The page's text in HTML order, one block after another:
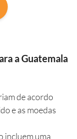
a Guatemala
de acordo
e as moedas
incluem uma